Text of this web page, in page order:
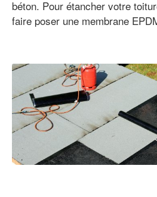
béton. Pour étancher votre
faire poser une membrane